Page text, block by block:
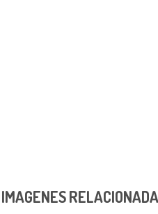
IMAGENES